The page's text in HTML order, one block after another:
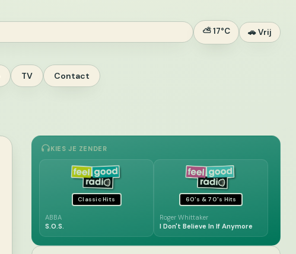
⛅ 17°C 🚗 Vrij
TV Contact
KIES JE ZENDER
Classic Hits
ABBA
S.O.S.
60's & 70's Hits
Roger Whittaker
I Don't Believe In If Anymore